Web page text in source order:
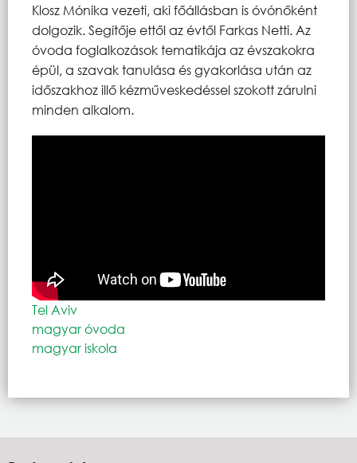
Klosz Mónika vezeti, aki főállásban is óvónőként
dolgozik. Segítője ettől az évtől Farkas Netti. Az
óvoda foglalkozások tematikája az évszakokra
épül, a szavak tanulása és gyakorlása után az
időszakhoz illő kézműveskedéssel szokott zárulni
minden alkalom.
Tel Aviv
magyar óvoda
magyar iskola